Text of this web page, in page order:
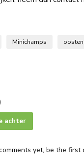
Minichamps
achter
yet, be the first